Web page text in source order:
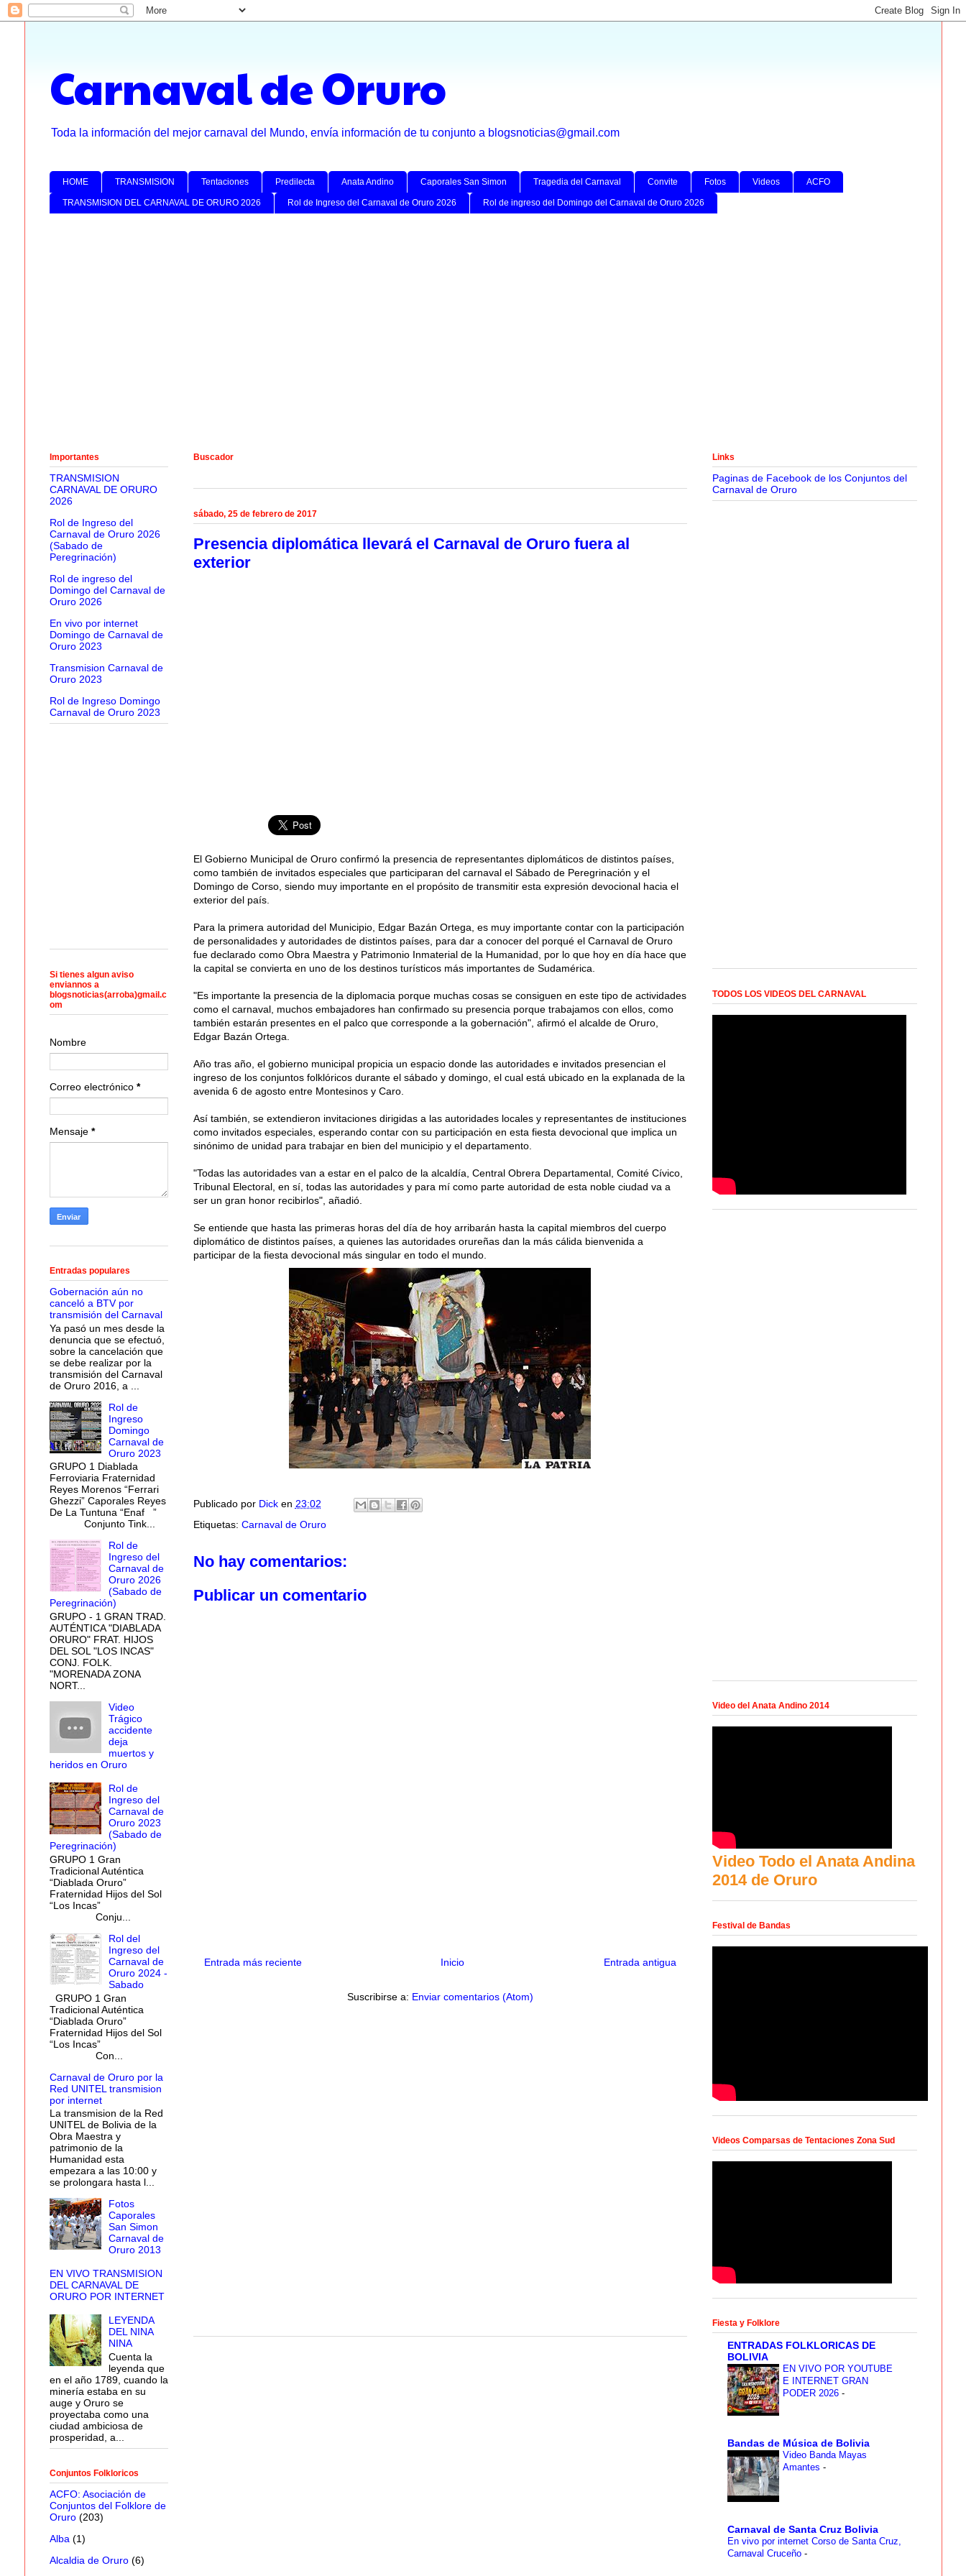
Carnaval de Oruro
Toda la información del mejor carnaval del Mundo, envía información de tu conjunto a blogsnoticias@gmail.com
HOME TRANSMISION Tentaciones Predilecta Anata Andino Caporales San Simon Tragedia del Carnaval Convite Fotos Videos ACFO
TRANSMISION DEL CARNAVAL DE ORURO 2026 Rol de Ingreso del Carnaval de Oruro 2026 Rol de ingreso del Domingo del Carnaval de Oruro 2026
Buscador
sábado, 25 de febrero de 2017
Presencia diplomática llevará el Carnaval de Oruro fuera al
exterior
El Gobierno Municipal de Oruro confirmó la presencia de representantes diplomáticos de distintos países,
como también de invitados especiales que participaran del carnaval el Sábado de Peregrinación y el
Domingo de Corso, siendo muy importante en el propósito de transmitir esta expresión devocional hacia el
exterior del país.
Para la primera autoridad del Municipio, Edgar Bazán Ortega, es muy importante contar con la participación
de personalidades y autoridades de distintos países, para dar a conocer del porqué el Carnaval de Oruro
fue declarado como Obra Maestra y Patrimonio Inmaterial de la Humanidad, por lo que hoy en día hace que
la capital se convierta en uno de los destinos turísticos más importantes de Sudamérica.
"Es importante la presencia de la diplomacia porque muchas cosas se consiguen en este tipo de actividades
como el carnaval, muchos embajadores han confirmado su presencia porque trabajamos con ellos, como
también estarán presentes en el palco que corresponde a la gobernación", afirmó el alcalde de Oruro,
Edgar Bazán Ortega.
Año tras año, el gobierno municipal propicia un espacio donde las autoridades e invitados presencian el
ingreso de los conjuntos folklóricos durante el sábado y domingo, el cual está ubicado en la explanada de la
avenida 6 de agosto entre Montesinos y Caro.
Así también, se extendieron invitaciones dirigidas a las autoridades locales y representantes de instituciones
como invitados especiales, esperando contar con su participación en esta fiesta devocional que implica un
sinónimo de unidad para trabajar en bien del municipio y el departamento.
"Todas las autoridades van a estar en el palco de la alcaldía, Central Obrera Departamental, Comité Cívico,
Tribunal Electoral, en sí, todas las autoridades y para mí como parte autoridad de esta noble ciudad va a
ser un gran honor recibirlos", añadió.
Se entiende que hasta las primeras horas del día de hoy arribarán hasta la capital miembros del cuerpo
diplomático de distintos países, a quienes las autoridades orureñas dan la más cálida bienvenida a
participar de la fiesta devocional más singular en todo el mundo.
Publicado por Dick en 23:02
Etiquetas: Carnaval de Oruro
No hay comentarios:
Publicar un comentario
Entrada más reciente Entrada antigua
Inicio
Suscribirse a: Enviar comentarios (Atom)
Importantes
TRANSMISION
CARNAVAL DE ORURO
2026
Rol de Ingreso del
Carnaval de Oruro 2026
(Sabado de
Peregrinación)
Rol de ingreso del
Domingo del Carnaval de
Oruro 2026
En vivo por internet
Domingo de Carnaval de
Oruro 2023
Transmision Carnaval de
Oruro 2023
Rol de Ingreso Domingo
Carnaval de Oruro 2023
Si tienes algun aviso
enviannos a
blogsnoticias(arroba)gmail.c
om
Nombre
Correo electrónico *
Mensaje *
Entradas populares
Gobernación aún no
canceló a BTV por
transmisión del Carnaval
Ya pasó un mes desde la
denuncia que se efectuó,
sobre la cancelación que
se debe realizar por la
transmisión del Carnaval
de Oruro 2016, a ...
Rol de
Ingreso
Domingo
Carnaval de
Oruro 2023
GRUPO 1 Diablada
Ferroviaria Fraternidad
Reyes Morenos “Ferrari
Ghezzi” Caporales Reyes
De La Tuntuna “Enaf ”
Conjunto Tink...
Rol de
Ingreso del
Carnaval de
Oruro 2026
(Sabado de
Peregrinación)
GRUPO - 1 GRAN TRAD.
AUTÉNTICA "DIABLADA
ORURO" FRAT. HIJOS
DEL SOL "LOS INCAS"
CONJ. FOLK.
"MORENADA ZONA
NORT...
Video
Trágico
accidente
deja
muertos y
heridos en Oruro
Rol de
Ingreso del
Carnaval de
Oruro 2023
(Sabado de
Peregrinación)
GRUPO 1 Gran
Tradicional Auténtica
“Diablada Oruro”
Fraternidad Hijos del Sol
“Los Incas”
Conju...
Rol del
Ingreso del
Carnaval de
Oruro 2024 -
Sabado
GRUPO 1 Gran
Tradicional Auténtica
“Diablada Oruro”
Fraternidad Hijos del Sol
“Los Incas”
Con...
Carnaval de Oruro por la
Red UNITEL transmision
por internet
La transmision de la Red
UNITEL de Bolivia de la
Obra Maestra y
patrimonio de la
Humanidad esta
empezara a las 10:00 y
se prolongara hasta l...
Fotos
Caporales
San Simon
Carnaval de
Oruro 2013
EN VIVO TRANSMISION
DEL CARNAVAL DE
ORURO POR INTERNET
LEYENDA
DEL NINA
NINA
Cuenta la
leyenda que
en el año 1789, cuando la
minería estaba en su
auge y Oruro se
proyectaba como una
ciudad ambiciosa de
prosperidad, a...
Conjuntos Folkloricos
ACFO: Asociación de
Conjuntos del Folklore de
Oruro (203)
Alba (1)
Alcaldia de Oruro (6)
Links
Paginas de Facebook de los Conjuntos del
Carnaval de Oruro
TODOS LOS VIDEOS DEL CARNAVAL
Video del Anata Andino 2014
Video Todo el Anata Andina
2014 de Oruro
Festival de Bandas
Videos Comparsas de Tentaciones Zona Sud
Fiesta y Folklore
ENTRADAS FOLKLORICAS DE
BOLIVIA
EN VIVO POR YOUTUBE
E INTERNET GRAN
PODER 2026 -
Bandas de Música de Bolivia
Video Banda Mayas
Amantes -
Carnaval de Santa Cruz Bolivia
En vivo por internet Corso de Santa Cruz,
Carnaval Cruceño -